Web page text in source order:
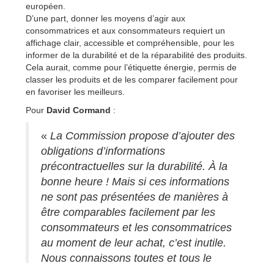
européen.
D’une part, donner les moyens d’agir aux
consommatrices et aux consommateurs requiert un
affichage clair, accessible et compréhensible, pour les
informer de la durabilité et de la réparabilité des produits.
Cela aurait, comme pour l’étiquette énergie, permis de
classer les produits et de les comparer facilement pour
en favoriser les meilleurs.
Pour David Cormand :
« La Commission propose d’ajouter des
obligations d’informations
précontractuelles sur la durabilité. À la
bonne heure ! Mais si ces informations
ne sont pas présentées de manières à
être comparables facilement par les
consommateurs et les consommatrices
au moment de leur achat, c’est inutile.
Nous connaissons toutes et tous le